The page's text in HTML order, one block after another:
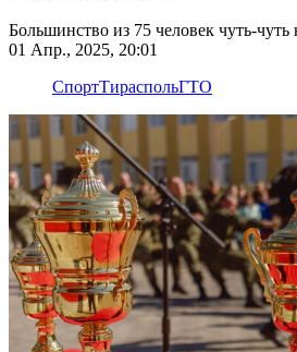
Большинство из 75 человек чуть-чуть
01 Апр., 2025, 20:01
СпортТираспольГТО